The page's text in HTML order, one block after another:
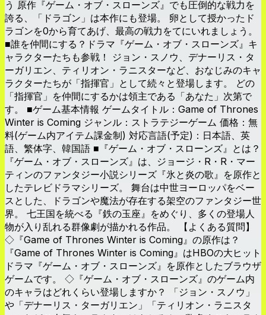
う 原作『ゲーム・オブ・スローンズ』でも圧倒的な戦力を
誇る、「ドラゴン」は本作にも登場。 卵として授かったド
ラゴンを0から育てあげ、最高の戦力をてにいれましょう。
■誰を仲間にする？ドラマ『ゲーム・オブ・スローンズ』キ
ャラクターたちも参戦！ ジョン・スノウ、デナーリス・タ
ーガリエン、ティリオン・ラニスターなど、おなじみのキャ
ラクターたちが「指揮官」として続々と登場します。 どの
「指揮官」を仲間にするかは領主である「あなた」次第で
す。 ■ゲーム基本情報 ゲームタイトル：Game of Thrones
Winter is Coming ジャンル：ストラテジーゲーム 価格：無
料(ゲーム内アイテム課金制) 対応言語(予定)：日本語、英
語、繁体字、韓国語 ■『ゲーム・オブ・スローンズ』とは？
『ゲーム・オブ・スローンズ』は、ジョージ・R・R・マー
ティンのファンタジー小説シリーズ『氷と炎の歌』を原作と
したテレビドラマシリーズ。 舞台は中世ヨーロッパをベー
スとした、ドラゴンや魔法が存在する架空のファンタジー世
界。 七王国を統べる『鉄の玉座』をめぐり、多くの登場人
物が入り乱れる群像劇が描かれる作品。 【よくある質問】
◇『Game of Thrones Winter is Coming』の原作は？
『Game of Thrones Winter is Coming』はHBOの大ヒット
ドラマ『ゲーム・オブ・スローンズ』を原作としたブラウザ
ゲームです。 ◇『ゲーム・オブ・スローンズ』のゲーム内
のキャラはどれくらい登場しますか？ 「ジョン・スノウ」
や「デナーリス・ターガリエン」「ティリオン・ラニスタ